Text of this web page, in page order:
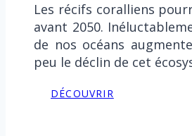
Les récifs coralliens
avant 2050.
de nos océans
peu le déclin de cet
DÉCOUVRIR